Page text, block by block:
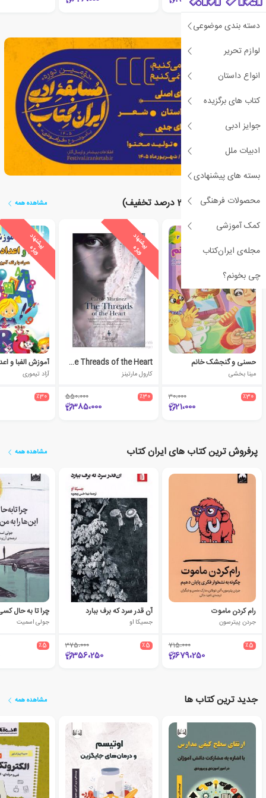
دسته بندی موضوعی
لوازم تحریر
انواع داستان
کتاب های برگزیده
جوایز ادبی
ادبیات ملل
بسته های پیشنهادی
محصولات فرهنگی
کمک آموزشی
مجله‌ی ایران‌کتاب
چی بخونم؟
🔥جشنواره فروش (30 درصد تخفیف) مشاهده همه
پ
ه
حسنی و گنجشک خانم
مینا بخشی
٪30 30،000
21،000
پ
ی
ش
ن
ه
ا
د
و
ی
ژ
ه
The Threads of the Heart
کارول مارتینز
٪30 550،000
385،000
پ
ی
ش
ن
ه
ا
د
و
ی
ژ
ه
آموزش الفبا و
آزاد تیموری
٪30
پرفروش ترین کتاب های ایران کتاب مشاهده همه
رام کردن ماموت
جردن پیترسون
٪5 715،000
679،250
آن قدر سرد که برف ببارد
جسیکا او
٪5 375،000
356،250
جولی اسمیت
٪5
جدید ترین کتاب ها مشاهده همه